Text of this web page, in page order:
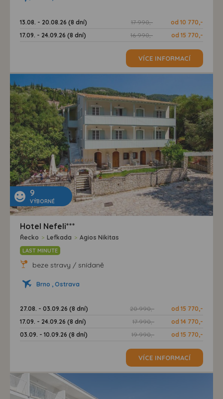
13.08. - 20.08.26 (8 dní) 17 990,-
od 10 770,-
17.09. - 24.09.26 (8 dní)
16 990,- od 15 770,-
VÍCE INFORMACÍ
9
VÝBORNÉ
Hotel Nefeli***
Řecko > Lefkada > Agios Nikitas
LAST MINUTE
beze stravy / snídaně
Brno , Ostrava
27.08. - 03.09.26 (8 dní) 20 990,-
od 15 770,-
17.09. - 24.09.26 (8 dní)
17 990,-
od 14 770,-
03.09. - 10.09.26 (8 dní)
19 990,- od 15 770,-
VÍCE INFORMACÍ